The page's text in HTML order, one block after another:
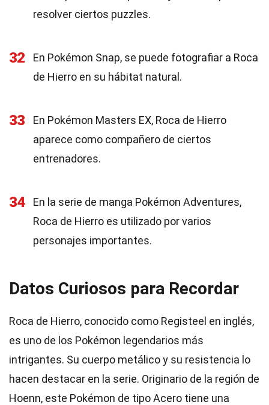
resolver ciertos puzzles.
32
En Pokémon Snap, se puede fotografiar a Roca
de Hierro en su hábitat natural.
33
En Pokémon Masters EX, Roca de Hierro
aparece como compañero de ciertos
entrenadores.
34
En la serie de manga Pokémon Adventures,
Roca de Hierro es utilizado por varios
personajes importantes.
Datos Curiosos para Recordar
Roca de Hierro, conocido como Registeel en inglés,
es uno de los Pokémon legendarios más
intrigantes. Su cuerpo metálico y su resistencia lo
hacen destacar en la serie. Originario de la región de
Hoenn, este Pokémon de tipo Acero tiene una